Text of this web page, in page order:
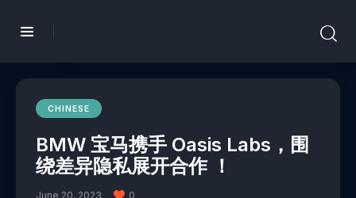
CHINESE
BMW 宝马携手 Oasis Labs，围
绕差异隐私展开合作 ！
June 20, 2023 0